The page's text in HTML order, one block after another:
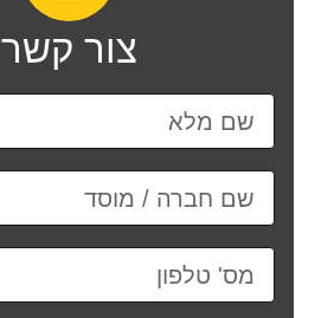
צור קשר